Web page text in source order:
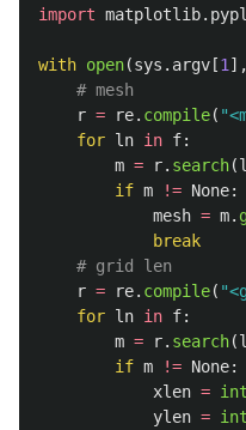
import
with open(sys . argv [1 ],
r = re. compile( "
for ln in f:
m = r. search(
if m != None:
mesh = m.
break
r = re. compile( "
for ln in f:
m = r. search(
if m != None:
xlen = int
ylen = int